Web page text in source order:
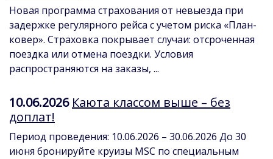
Новая программа страхования от невыезда при
задержке регулярного рейса с учетом риска «План-
ковер». Страховка покрывает случаи: отсроченная
поездка или отмена поездки. Условия
распространяются на заказы, ...
10.06.2026 Каюта классом выше – без
доплат!
Период проведения: 10.06.2026 – 30.06.2026 До 30
июня бронируйте круизы MSC по специальным